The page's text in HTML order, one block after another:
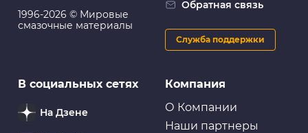
Фильтр масляный VIC C-809
1996-2026 © Мировые
смазочные материалы
Компания
О Компании
Наши партнеры
Обратная связь
Служба поддержки
В социальных сетях
На Дзене